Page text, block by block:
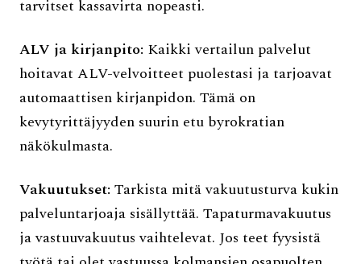
tarvitset kassavirta nopeasti.
ALV ja kirjanpito: Kaikki vertailun palvelut
hoitavat ALV-velvoitteet puolestasi ja tarjoavat
automaattisen kirjanpidon. Tämä on
kevytyrittäjyyden suurin etu byrokratian
näkökulmasta.
Vakuutukset: Tarkista mitä vakuutusturva kukin
palveluntarjoaja sisällyttää. Tapaturmavakuutus
ja vastuuvakuutus vaihtelevat. Jos teet fyysistä